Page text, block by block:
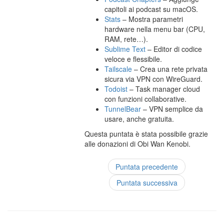
capitoli ai podcast su macOS.
Stats – Mostra parametri
hardware nella menu bar (CPU,
RAM, rete…).
Sublime Text – Editor di codice
veloce e flessibile.
Tailscale – Crea una rete privata
sicura via VPN con WireGuard.
Todoist – Task manager cloud
con funzioni collaborative.
TunnelBear – VPN semplice da
usare, anche gratuita.
Questa puntata è stata possibile grazie
alle donazioni di Obi Wan Kenobi.
Puntata precedente
Puntata successiva